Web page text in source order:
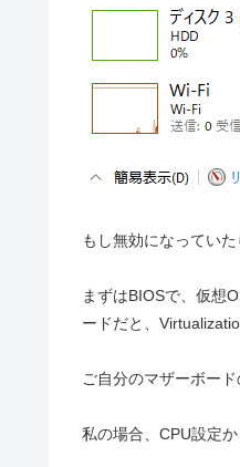
もし無効になってい
まずはBIOSで、仮想
ードだと、
ご自分のマザーボー
私の場合、CPU設定